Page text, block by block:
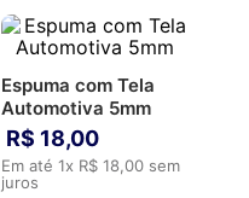
Espuma com Tela
Automotiva 5mm
R$ 18,00
Em até 1x R$ 18,00 sem
juros